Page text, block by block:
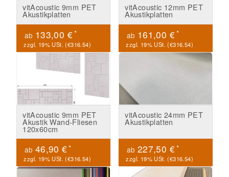
vitAcoustic 9mm PET
Akustikplatten
ab 133,00 €*
zzgl. 19% USt. (€316.54)
vitAcoustic 12mm PET
Akustikplatten
ab 161,00 €*
zzgl. 19% USt. (€316.54)
vitAcoustic 9mm PET
Akustik Wand-Fliesen
120x60cm
ab 46,90 €*
zzgl. 19% USt. (€316.54)
vitAcoustic 24mm PET
Akustikplatten
ab 227,50 €*
zzgl. 19% USt. (€316.54)